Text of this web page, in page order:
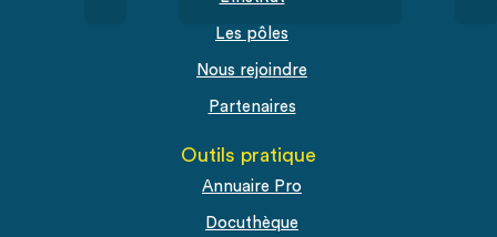
Les pôles
Nous rejoindre
Partenaires
Outils pratique
Annuaire Pro
Docuthèque